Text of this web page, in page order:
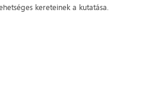
kereteinek a kutatása.